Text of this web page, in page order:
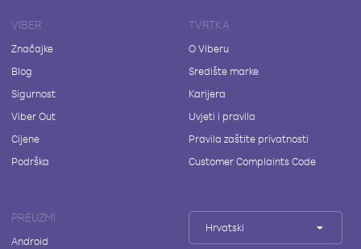
VIBER
Značajke
Blog
Sigurnost
Viber Out
Cijene
Podrška
TVRTKA
O Viberu
Središte marke
Karijera
Uvjeti i pravila
Pravila zaštite privatnosti
Customer Complaints Code
PREUZMI
Android
Hrvatski